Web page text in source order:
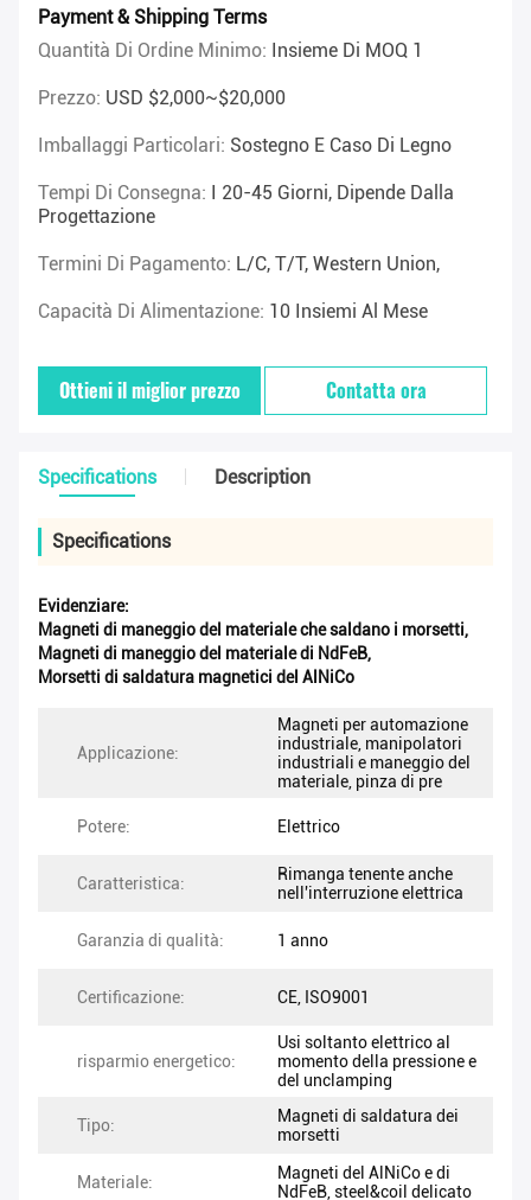
Payment & Shipping Terms
Quantità Di Ordine Minimo: Insieme Di MOQ 1
Prezzo: USD $2,000~$20,000
Imballaggi Particolari: Sostegno E Caso Di Legno
Tempi Di Consegna:
I 20-45 Giorni, Dipende Dalla
Progettazione
Termini Di Pagamento: L/C, T/T, Western Union,
Capacità Di Alimentazione: 10 Insiemi Al Mese
Ottieni il miglior prezzo Contatta ora
Specifications Description
Specifications
Evidenziare:
Magneti di maneggio del materiale che saldano i morsetti,
Magneti di maneggio del materiale di NdFeB,
Morsetti di saldatura magnetici del AlNiCo
Applicazione:
Magneti per automazione
industriale, manipolatori
industriali e maneggio del
materiale, pinza di pre
Potere: Elettrico
Caratteristica:
Rimanga tenente anche
nell'interruzione elettrica
Garanzia di qualità: 1 anno
Certificazione: CE, ISO9001
risparmio energetico:
Usi soltanto elettrico al
momento della pressione e
del unclamping
Tipo:
Magneti di saldatura dei
morsetti
Materiale:
Magneti del AlNiCo e di
NdFeB, steel&coil delicato